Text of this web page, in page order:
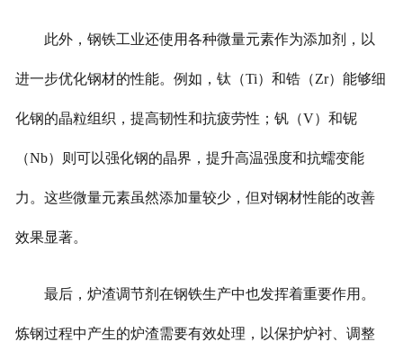
此外，钢铁工业还使用各种微量元素作为添加剂，以
进一步优化钢材的性能。例如，钛（Ti）和锆（Zr）能够细
化钢的晶粒组织，提高韧性和抗疲劳性；钒（V）和铌
（Nb）则可以强化钢的晶界，提升高温强度和抗蠕变能
力。这些微量元素虽然添加量较少，但对钢材性能的改善
效果显著。
最后，炉渣调节剂在钢铁生产中也发挥着重要作用。
炼钢过程中产生的炉渣需要有效处理，以保护炉衬、调整